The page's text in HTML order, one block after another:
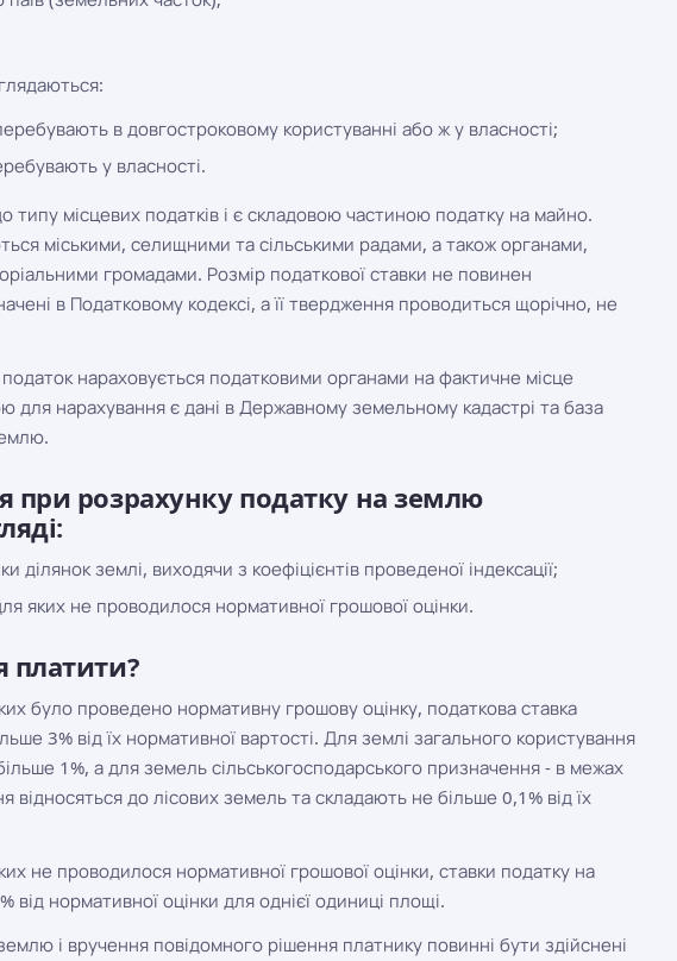
в довгостроковому користуванні або ж у власності;
у власності.
типу місцевих податків і є складовою частиною податку на майно.
міськими, селищними та сільськими радами, а також органами,
громадами. Розмір податкової ставки не повинен
в Податковому кодексі, а її твердження проводиться щорічно, не
нараховується податковими органами на фактичне місце
для нарахування є дані в Державному земельному кадастрі та база
при розрахунку податку на землю
ділянок землі, виходячи з коефіцієнтів проведеної індексації;
яких не проводилося нормативної грошової оцінки.
платити?
було проведено нормативну грошову оцінку, податкова ставка
3% від їх нормативної вартості. Для землі загального користування
1%, а для земель сільськогосподарського призначення - в межах
відносяться до лісових земель та складають не більше 0,1% від їх
не проводилося нормативної грошової оцінки, ставки податку на
нормативної оцінки для однієї одиниці площі.
і вручення повідомного рішення платнику повинні бути здійснені